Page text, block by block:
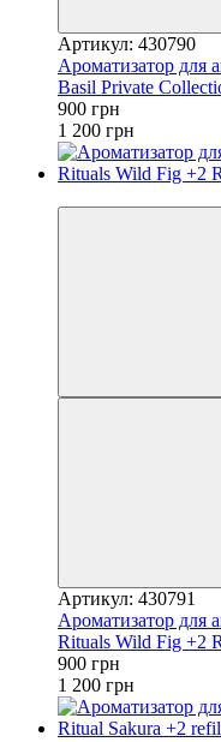
Артикул: 430790
Ароматизатор для
Basil Private
900 грн
1 200 грн
Артикул: 430791
Ароматизатор для
Rituals Wild Fig +2
900 грн
1 200 грн